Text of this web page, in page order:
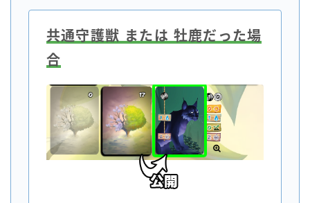
共通守護獣 または 牡鹿だった場
合